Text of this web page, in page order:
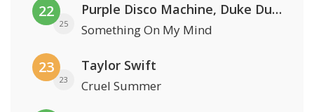
22
25
Purple Disco Machine, Duke Dumont & Nothing But Thieves
Something On My Mind
23
23
Taylor Swift
Cruel Summer